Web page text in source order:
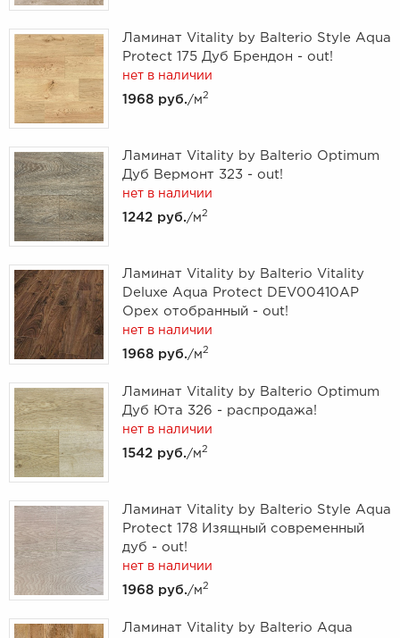
Ламинат Vitality by Balterio Style Aqua
Protect 175 Дуб Брендон - out!
нет в наличии
1968 руб./м2
Ламинат Vitality by Balterio Optimum
Дуб Вермонт 323 - out!
нет в наличии
1242 руб./м2
Ламинат Vitality by Balterio Vitality
Deluxe Aqua Protect DEV00410AP
Орех отобранный - out!
нет в наличии
1968 руб./м2
Ламинат Vitality by Balterio Optimum
Дуб Юта 326 - распродажа!
нет в наличии
1542 руб./м2
Ламинат Vitality by Balterio Style Aqua
Protect 178 Изящный современный
дуб - out!
нет в наличии
1968 руб./м2
Ламинат Vitality by Balterio Aqua